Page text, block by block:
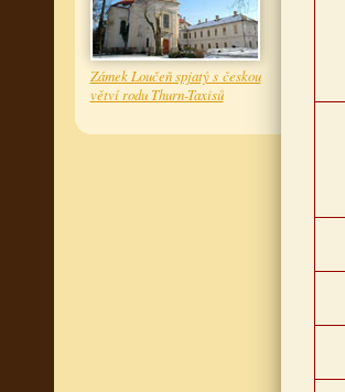
Zámek Loučeň spjatý s českou
větví rodu Thurn-Taxisů